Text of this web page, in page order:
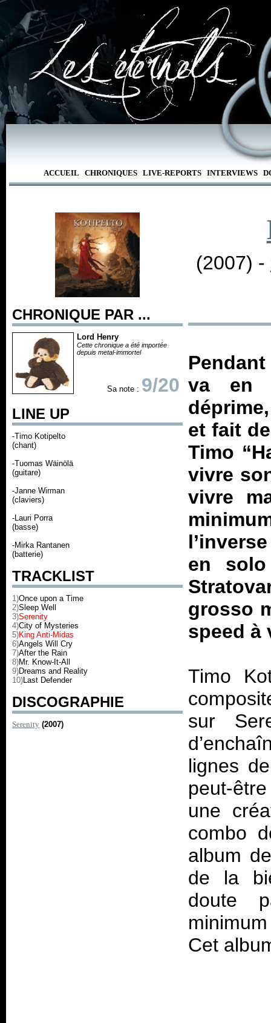
ACCUEIL CHRONIQUES LIVE-REPORTS INTERVIEWS
CHRONIQUE PAR ...
Lord Henry
Cette chronique a été importée
depuis metal-immortel
Sa note : 9/20
LINE UP
-Timo Kotipelto
(chant)
-Tuomas Wäinölä
(guitare)
-Janne Wirman
(claviers)
-Lauri Porra
(basse)
-Mirka Rantanen
(batterie)
TRACKLIST
1)Once upon a Time
2)Sleep Well
3)Serenity
4)City of Mysteries
5)King Anti-Midas
6)Angels Will Cry
7)After the Rain
8)Mr. Know-It-All
9)Dreams and Reality
10)Last Defender
DISCOGRAPHIE
Serenity (2007)
(2007) -
va en
et fait
Timo
vivre
vivre
en
grosso
speed à
Timo
sur
lignes
peut-
une
combo
album
de la
doute